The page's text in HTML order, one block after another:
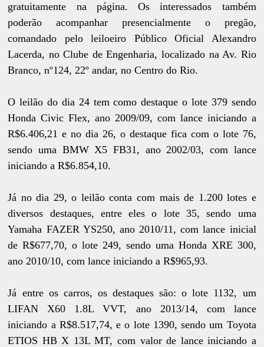
gratuitamente na página. Os interessados também
poderão acompanhar presencialmente o pregão,
comandado pelo leiloeiro Público Oficial Alexandro
Lacerda, no Clube de Engenharia, localizado na Av. Rio
Branco, nº124, 22º andar, no Centro do Rio.
O leilão do dia 24 tem como destaque o lote 379 sendo
Honda Civic Flex, ano 2009/09, com lance iniciando a
R$6.406,21 e no dia 26, o destaque fica com o lote 76,
sendo uma BMW X5 FB31, ano 2002/03, com lance
iniciando a R$6.854,10.
Já no dia 29, o leilão conta com mais de 1.200 lotes e
diversos destaques, entre eles o lote 35, sendo uma
Yamaha FAZER YS250, ano 2010/11, com lance inicial
de R$677,70, o lote 249, sendo uma Honda XRE 300,
ano 2010/10, com lance iniciando a R$965,93.
Já entre os carros, os destaques são: o lote 1132, um
LIFAN X60 1.8L VVT, ano 2013/14, com lance
iniciando a R$8.517,74, e o lote 1390, sendo um Toyota
ETIOS HB X 13L MT, com valor de lance iniciando a